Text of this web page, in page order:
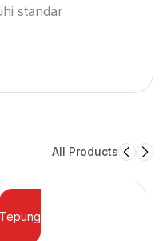
standar
All Products
Tepung